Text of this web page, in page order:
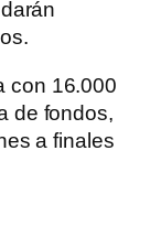
con 16.000
de fondos,
a finales